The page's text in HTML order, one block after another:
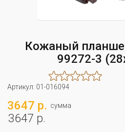
Кожаный
99272-3
Артикул: 01-016094
3647 р. сумма
3647 р.